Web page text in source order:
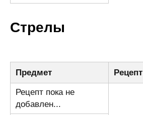
Стрелы
Предмет Рецепт
Рецепт пока не
добавлен...